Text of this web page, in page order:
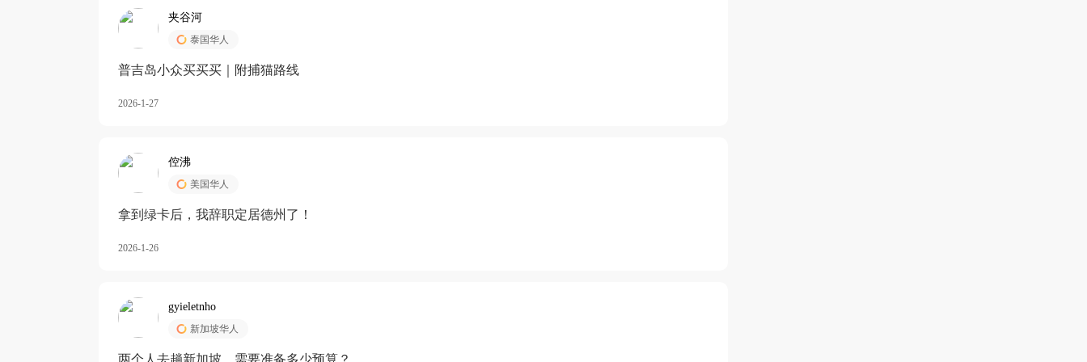
夹谷河
泰国华人
️普吉岛小众买买买｜附捕猫路线
2026-1-27
倥沸
美国华人
拿到绿卡后，我辞职定居德州了！
2026-1-26
gyieletnho
新加坡华人
两个人去趟新加坡，需要准备多少预算？